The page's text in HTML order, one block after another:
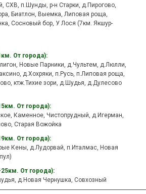
СХВ, п.Шунды, р-н Старки, д.Пирогово,
Биатлон, Выемка, Липовая роща,
Сосновый бор, У Лося (7км. Якшур-
От города):
Новые Парники, д.Чультем, д.Люлли,
д.Хохряки, п.Русь, п.Липовая роща,
ктж.Тихие зори, д.Шудья, д.Дулесово
От города):
Каменное, Чистопрудный, д.Игерман,
Старая Вожойка
От города):
Кены, д.Лудорвай, п.Италмас, Новая
От города):
д.Новая Чернушка, Совхозный